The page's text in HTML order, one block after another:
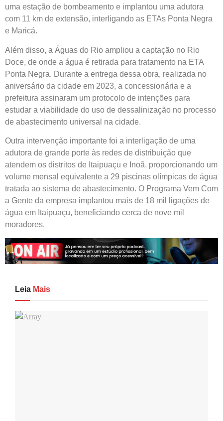
uma estação de bombeamento e implantou uma adutora
com 11 km de extensão, interligando as ETAs Ponta Negra
e Maricá.
Além disso, a Águas do Rio ampliou a captação no Rio
Doce, de onde a água é retirada para tratamento na ETA
Ponta Negra. Durante a entrega dessa obra, realizada no
aniversário da cidade em 2023, a concessionária e a
prefeitura assinaram um protocolo de intenções para
estudar a viabilidade do uso de dessalinização no processo
de abastecimento universal na cidade.
Outra intervenção importante foi a interligação de uma
adutora de grande porte às redes de distribuição que
atendem os distritos de Itaipuaçu e Inoã, proporcionando um
volume mensal equivalente a 29 piscinas olímpicas de água
tratada ao sistema de abastecimento. O Programa Vem Com
a Gente da empresa implantou mais de 18 mil ligações de
água em Itaipuaçu, beneficiando cerca de nove mil
moradores.
Leia Mais